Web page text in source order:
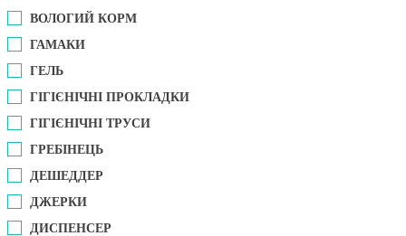
ВОЛОГИЙ КОРМ
ГАМАКИ
ГЕЛЬ
ГІГІЄНІЧНІ ПРОКЛАДКИ
ГІГІЄНІЧНІ ТРУСИ
ГРЕБІНЕЦЬ
ДЕШЕДДЕР
ДЖЕРКИ
ДИСПЕНСЕР